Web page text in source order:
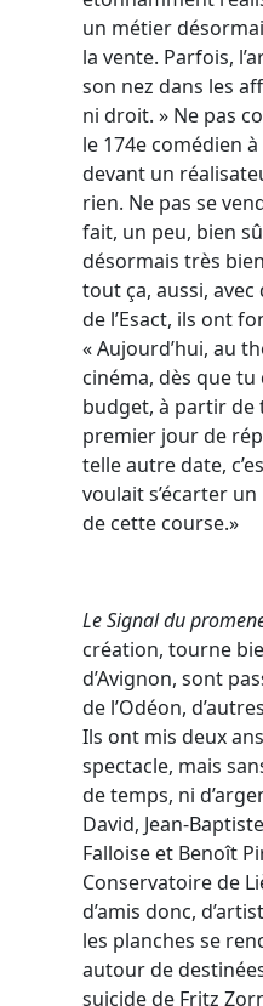
un métier
la vente. Parfois,
son nez dans les
ni droit. » Ne pas
le 174e comédien
devant un
rien. Ne pas se
fait, un peu, bien
désormais très
tout ça, aussi,
de l’Esact, ils ont
« Aujourd’hui, au
cinéma, dès que
budget, à partir de
premier jour de
telle autre date,
voulait s’écarter
de cette course.»
Le Signal du
création, tourne
d’Avignon, sont
de l’Odéon,
Ils ont mis deux
spectacle, mais
de temps, ni
David, Jean-
Falloise et Benoît
Conservatoire de
d’amis donc,
les planches se
autour de
suicide de Fritz